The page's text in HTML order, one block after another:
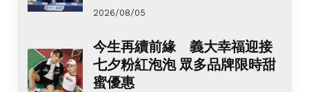
2026/08/05
今生再續前緣 義大幸福迎接
七夕粉紅泡泡 眾多品牌限時甜
蜜優惠